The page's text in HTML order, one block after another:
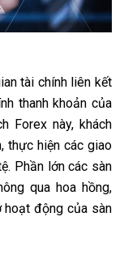
tài chính liên kết
thanh khoản của
Forex này, khách
thực hiện các giao
Phần lớn các sàn
qua hoa hồng,
hoạt động của sàn